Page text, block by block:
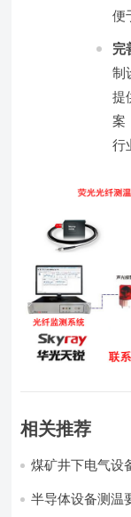
便
完
制
提
案
行
相关推荐
煤矿井下电气设
半导体设备测温